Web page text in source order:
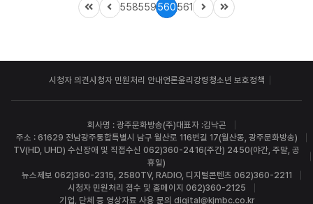
558559560561
시청자 의견시청자 민원처리 안내언론윤리강령 청소년 보호정책
회사명 : 광주문화방송(주)대표자 :김낙곤
주소 : 61629 전남광주통합특별시 남구 월산로 116번길 17(월산동, 광주문화방송)
TV(HD, UHD) 수신장애 및 직접수신 062)360-2416(주간) 2450(야간, 주말, 공
휴일)
뉴스제보 062)360-2315, 2580TV, RADIO, 디지털콘텐츠 062)360-2211
시청자 민원처리 접수 및 홈페이지 062)360-2125
기업, 단체 등 영상자료 사용 문의 digital@kjmbc.co.kr